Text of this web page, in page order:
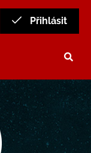
Přihlásit